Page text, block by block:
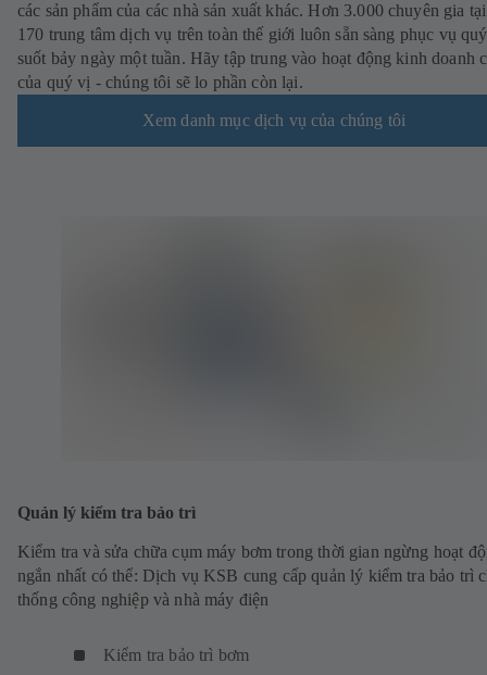
các sản phẩm của các nhà sản xuất khác. Hơn 3.000 chuyên gia
170 trung tâm dịch vụ trên toàn thế giới luôn sẵn sàng phục vụ
suốt bảy ngày một tuần. Hãy tập trung vào hoạt động kinh doanh
của quý vị - chúng tôi sẽ lo phần còn lại.
Xem danh mục dịch vụ của chúng tôi
Quản lý kiểm tra bảo trì
Kiểm tra và sửa chữa cụm máy bơm trong thời gian ngừng hoạt
ngắn nhất có thể: Dịch vụ KSB cung cấp quản lý kiểm tra bảo trì
thống công nghiệp và nhà máy điện
Kiểm tra bảo trì bơm